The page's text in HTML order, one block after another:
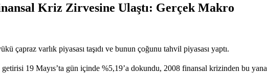
Kriz Zirvesine Ulaştı: Gerçek Makro
çapraz varlık piyasası taşıdı ve bunun çoğunu tahvil piyasası yaptı.
19 Mayıs’ta gün içinde %5,19’a dokundu, 2008 finansal krizinden bu yana